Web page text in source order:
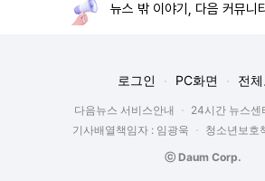
뉴스 밖 이야기, 다음 커뮤니
로그인 PC화면 전
다음뉴스 서비스안내 24시간 뉴스센
기사배열책임자 : 임광욱
청소년보호
ⓒ Daum Corp.